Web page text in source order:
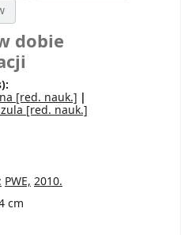
dobie
[red. nauk.]
[red. nauk.]
PWE, 2010.
cm